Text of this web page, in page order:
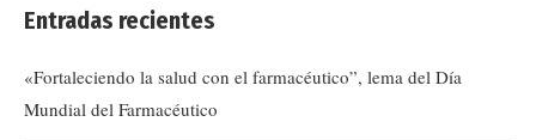
Entradas recientes
«Fortaleciendo la salud con el farmacéutico”, lema del Día
Mundial del Farmacéutico